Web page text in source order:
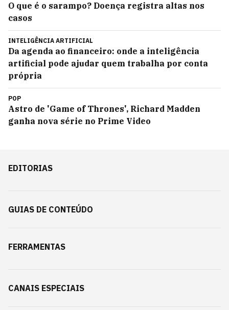
O que é o sarampo? Doença registra altas nos
casos
INTELIGÊNCIA ARTIFICIAL
Da agenda ao financeiro: onde a inteligência
artificial pode ajudar quem trabalha por conta
própria
POP
Astro de 'Game of Thrones', Richard Madden
ganha nova série no Prime Video
EDITORIAS
GUIAS DE CONTEÚDO
FERRAMENTAS
CANAIS ESPECIAIS